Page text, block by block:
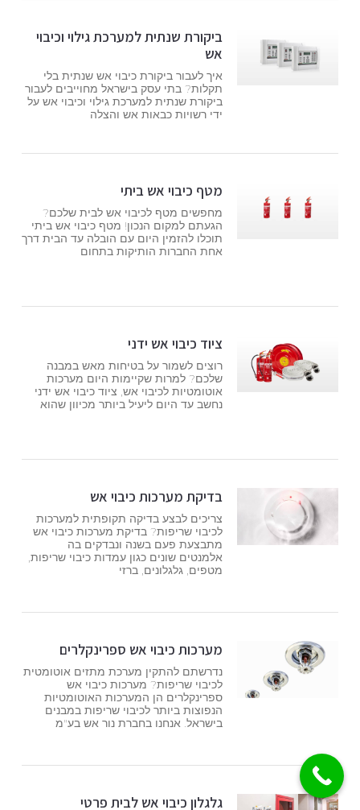
ביקורת שנתית למערכת גילוי וכיבוי
אש
איך לעבור ביקורת כיבוי אש שנתית בלי
תקלות? בתי עסק בישראל מחוייבים לעבור
ביקורת שנתית למערכת גילוי וכיבוי אש על
ידי רשויות כבאות אש והצלה
מטף כיבוי אש ביתי
מחפשים מטף לכיבוי אש לבית שלכם?
הגעתם למקום הנכון! מטף כיבוי אש ביתי
תוכלו להזמין היום עם הובלה עד הבית דרך
אחת החברות הותיקות בתחום
ציוד כיבוי אש ידני
רוצים לשמור על בטיחות מאש במבנה
שלכם? למרות שקיימות היום מערכות
אוטומטיות לכיבוי אש, ציוד כיבוי אש ידני
נחשב עד היום ליעיל ביותר מכיוון שהוא
בדיקת מערכות כיבוי אש
צריכים לבצע בדיקה תקופתית למערכות
לכיבוי שריפות? בדיקת מערכות כיבוי אש
מתבצעת פעם בשנה ונבדקים בה
אלמנטים שונים כגון עמדות כיבוי שריפות,
מטפים, גלגלונים, ברזי
מערכות כיבוי אש ספרינקלרים
נדרשתם להתקין מערכת מתזים אוטומטית
לכיבוי שריפות? מערכות כיבוי אש
ספרינקלרים הן המערכות האוטומטיות
הנפוצות ביותר לכיבוי שריפות במבנים
בישראל. אנחנו בחברת נור אש בע"מ
גלגלון כיבוי אש לבית פרטי